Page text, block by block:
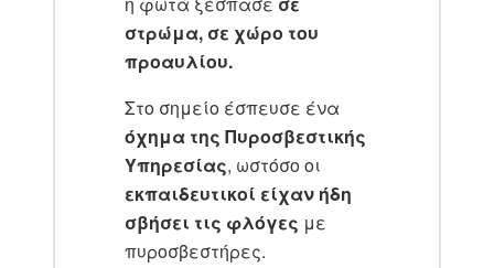
στρώμα, σε χώρο του
προαυλίου.
Στο σημείο έσπευσε ένα
όχημα της Πυροσβεστικής
Υπηρεσίας, ωστόσο οι
εκπαιδευτικοί είχαν ήδη
σβήσει τις φλόγες με
πυροσβεστήρες.